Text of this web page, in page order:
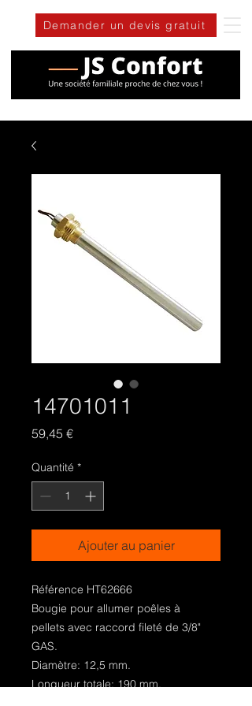
Demander un devis gratuit
14701011
59,45 €Prix
Quantité *
Ajouter au panier
Référence HT62666
Bougie pour allumer poêles à
pellets avec raccord fileté de 3/8"
GAS.
Diamètre: 12,5 mm.
Longueur totale: 190 mm.